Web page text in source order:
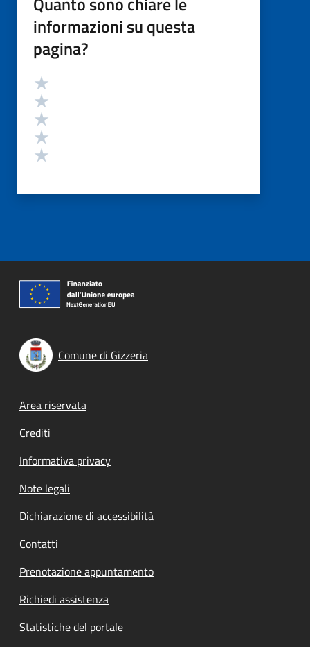
informazioni su questa
pagina?
Valutazione
Comune di Gizzeria
Footer menu
Area riservata
Crediti
Informativa privacy
Note legali
Dichiarazione di accessibilità
Contatti
Prenotazione appuntamento
Richiedi assistenza
Statistiche del portale